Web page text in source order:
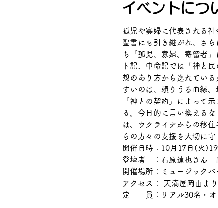
イベントにつ
孤児や寡婦に代表される
聖書にも引き継がれ、さ
ち「孤児、寡婦、寄留者
ト記、申命記では「神と
想のあり方から逸れてい
すいのは、頼りうる血縁
「神との契約」によって
る。今日的に言い換える
は、ウクライナからの移
らの方々の支援を大切に
開催日時：10月17日(火
登壇者　：石原達也さん
開催場所：ミュージック
アクセス： 天満屋岡山よ
定　　員：リアル30名・オ